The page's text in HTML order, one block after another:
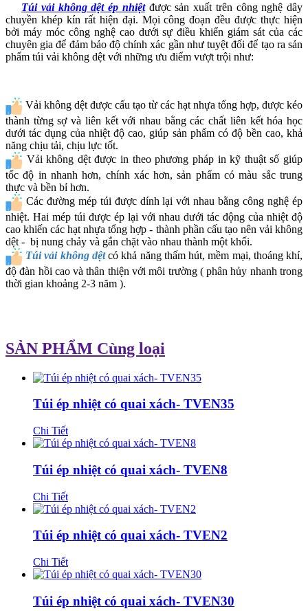
Túi vải không dệt ép nhiệtđược sản xuất trên công nghệ dây
chuyền khép kín rất hiện đại. Mọi công đoạn đều được thực hiện
bởi máy móc công nghệ cao dưới sự điều khiển giám sát của các
chuyên gia để đảm bảo độ chính xác gần như tuyệt đối để tạo ra sản
phẩm túi vải không dệt với những ưu điểm vượt trội như:
Vải không dệt được cấu tạo từ các hạt nhựa tổng hợp, được kéo
thành từng sợ và liên kết với nhau bằng các chất liên kết hóa học
dưới tác dụng của nhiệt độ cao, giúp sản phẩm có độ bền cao, khả
năng chịu tải, chịu lực tốt.
Vải không dệt được in theo phương pháp in kỹ thuật số giúp
tốc độ in nhanh hơn, chính xác hơn, sản phẩm có màu sắc trung
thực và bền bỉ hơn.
Các đường mép túi được dính lại với nhau bằng công nghệ ép
nhiệt. Hai mép túi được ép lại với nhau dưới tác động của nhiệt độ
cao khiến các hạt nhựa tổng hợp - thành phần cấu tạo nên vải không
dệt - bị nung chảy và gắn chặt vào nhau thành một khối.
Túi vải không dệtcó khả năng thấm hút, mềm mại, thoáng khí,
độ đàn hồi cao và thân thiện với môi trường ( phân hủy nhanh trong
thời gian khoảng 2-3 năm ).
SẢN PHẨM Cùng loại
Túi ép nhiệt có quai xách- TVEN35
Chi Tiết
Túi ép nhiệt có quai xách- TVEN8
Chi Tiết
Túi ép nhiệt có quai xách- TVEN2
Chi Tiết
Túi ép nhiệt có quai xách- TVEN30